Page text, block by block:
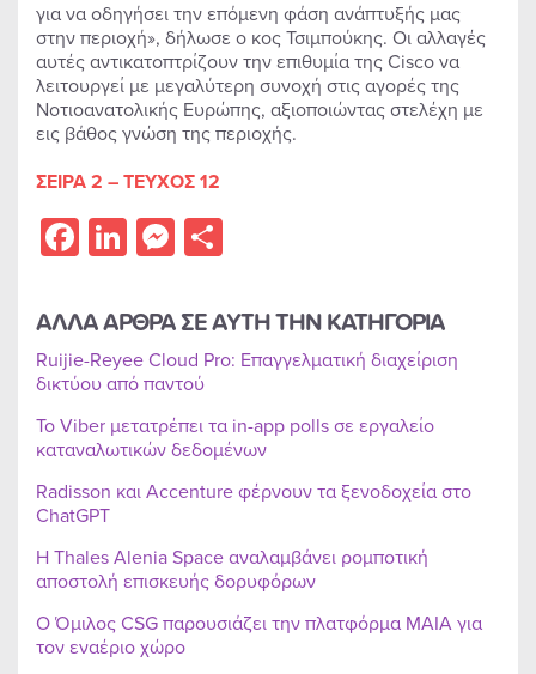
για να οδηγήσει την επόμενη φάση ανάπτυξής μας
στην περιοχή», δήλωσε ο κος Τσιμπούκης. Οι αλλαγές
αυτές αντικατοπτρίζουν την επιθυμία της Cisco να
λειτουργεί με μεγαλύτερη συνοχή στις αγορές της
Νοτιοανατολικής Ευρώπης, αξιοποιώντας στελέχη με
εις βάθος γνώση της περιοχής.
ΣΕΙΡΑ 2 – ΤΕΥΧΟΣ 12
Facebook
LinkedIn
Messenger
ΑΛΛΑ ΑΡΘΡΑ ΣΕ ΑΥΤΗ ΤΗΝ ΚΑΤΗΓΟΡΙΑ
Ruijie-Reyee Cloud Pro: Επαγγελματική διαχείριση
δικτύου από παντού
Το Viber μετατρέπει τα in-app polls σε εργαλείο
καταναλωτικών δεδομένων
Radisson και Accenture φέρνουν τα ξενοδοχεία στο
ChatGPT
Η Thales Alenia Space αναλαμβάνει ρομποτική
αποστολή επισκευής δορυφόρων
Ο Όμιλος CSG παρουσιάζει την πλατφόρμα MAIA για
τον εναέριο χώρο